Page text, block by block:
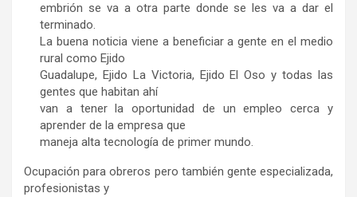
embrión se va a otra parte donde se les va a dar el
terminado.
La buena noticia viene a beneficiar a gente en el medio
rural como Ejido
Guadalupe, Ejido La Victoria, Ejido El Oso y todas las
gentes que habitan ahí
van a tener la oportunidad de un empleo cerca y
aprender de la empresa que
maneja alta tecnología de primer mundo.
Ocupación para obreros pero también gente especializada,
profesionistas y